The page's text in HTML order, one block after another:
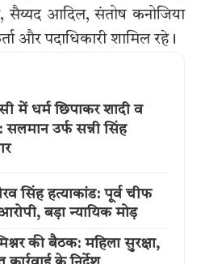
सैय्यद आदिल, संतोष कनोजिया
और पदाधिकारी शामिल रहे।
में धर्म छिपाकर शादी व
सलमान उर्फ सन्नी सिंह
सिंह हत्याकांड: पूर्व चीफ
बड़ा न्यायिक मोड़
की बैठक: महिला सुरक्षा,